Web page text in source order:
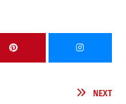
NEXT